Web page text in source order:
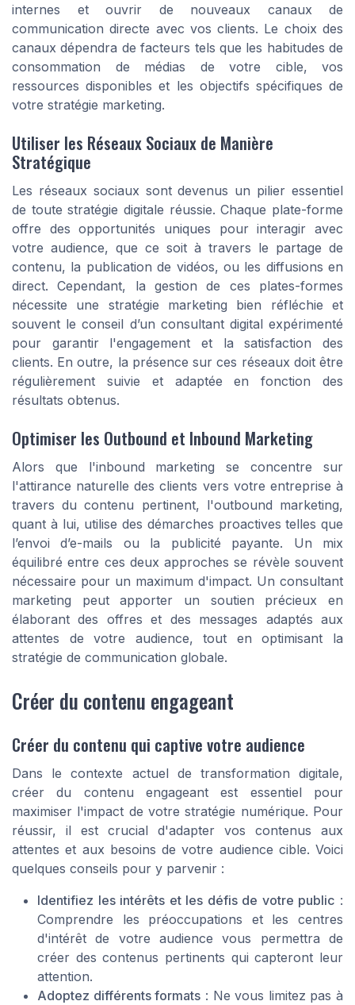
internes et ouvrir de nouveaux canaux de
communication directe avec vos clients. Le choix des
canaux dépendra de facteurs tels que les habitudes de
consommation de médias de votre cible, vos
ressources disponibles et les objectifs spécifiques de
votre stratégie marketing.
Utiliser les Réseaux Sociaux de Manière
Stratégique
Les réseaux sociaux sont devenus un pilier essentiel
de toute stratégie digitale réussie. Chaque plate-forme
offre des opportunités uniques pour interagir avec
votre audience, que ce soit à travers le partage de
contenu, la publication de vidéos, ou les diffusions en
direct. Cependant, la gestion de ces plates-formes
nécessite une stratégie marketing bien réfléchie et
souvent le conseil d’un consultant digital expérimenté
pour garantir l'engagement et la satisfaction des
clients. En outre, la présence sur ces réseaux doit être
régulièrement suivie et adaptée en fonction des
résultats obtenus.
Optimiser les Outbound et Inbound Marketing
Alors que l'inbound marketing se concentre sur
l'attirance naturelle des clients vers votre entreprise à
travers du contenu pertinent, l'outbound marketing,
quant à lui, utilise des démarches proactives telles que
l’envoi d’e-mails ou la publicité payante. Un mix
équilibré entre ces deux approches se révèle souvent
nécessaire pour un maximum d'impact. Un consultant
marketing peut apporter un soutien précieux en
élaborant des offres et des messages adaptés aux
attentes de votre audience, tout en optimisant la
stratégie de communication globale.
Créer du contenu engageant
Créer du contenu qui captive votre audience
Dans le contexte actuel de transformation digitale,
créer du contenu engageant est essentiel pour
maximiser l'impact de votre stratégie numérique. Pour
réussir, il est crucial d'adapter vos contenus aux
attentes et aux besoins de votre audience cible. Voici
quelques conseils pour y parvenir :
Identifiez les intérêts et les défis de votre public :
Comprendre les préoccupations et les centres
d'intérêt de votre audience vous permettra de
créer des contenus pertinents qui capteront leur
attention.
Adoptez différents formats : Ne vous limitez pas à